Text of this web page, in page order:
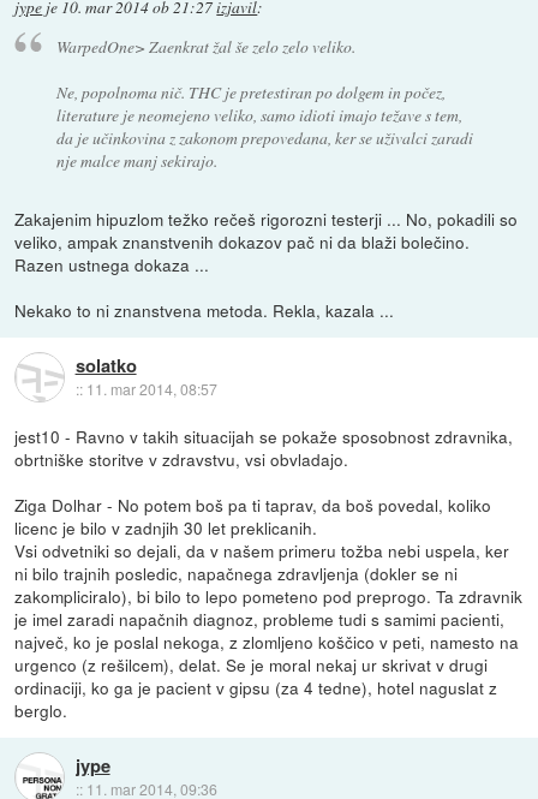
jype je 10. mar 2014 ob 21:27izjavil:
WarpedOne> Zaenkrat žal še zelo zelo veliko.
Ne, popolnoma nič. THC je pretestiran po dolgem in počez,
literature je neomejeno veliko, samo idioti imajo težave s tem,
da je učinkovina z zakonom prepovedana, ker se uživalci zaradi
nje malce manj sekirajo.
Zakajenim hipuzlom težko rečeš rigorozni testerji ... No, pokadili so
veliko, ampak znanstvenih dokazov pač ni da blaži bolečino.
Razen ustnega dokaza ...
Nekako to ni znanstvena metoda. Rekla, kazala ...
solatko
:: 11. mar 2014, 08:57
jest10 - Ravno v takih situacijah se pokaže sposobnost zdravnika,
obrtniške storitve v zdravstvu, vsi obvladajo.
Ziga Dolhar - No potem boš pa ti taprav, da boš povedal, koliko
licenc je bilo v zadnjih 30 let preklicanih.
Vsi odvetniki so dejali, da v našem primeru tožba nebi uspela, ker
ni bilo trajnih posledic, napačnega zdravljenja (dokler se ni
zakompliciralo), bi bilo to lepo pometeno pod preprogo. Ta zdravnik
je imel zaradi napačnih diagnoz, probleme tudi s samimi pacienti,
največ, ko je poslal nekoga, z zlomljeno koščico v peti, namesto na
urgenco (z rešilcem), delat. Se je moral nekaj ur skrivat v drugi
ordinaciji, ko ga je pacient v gipsu (za 4 tedne), hotel naguslat z
berglo.
jype
:: 11. mar 2014, 09:36